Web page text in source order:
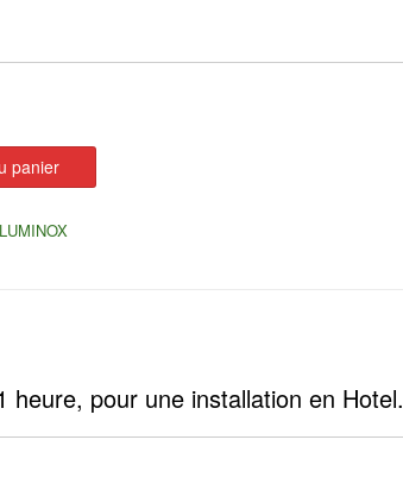
panier
pour une installation en Hotel.